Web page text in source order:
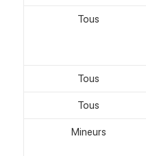
Tous
Tous
Tous
Mineurs